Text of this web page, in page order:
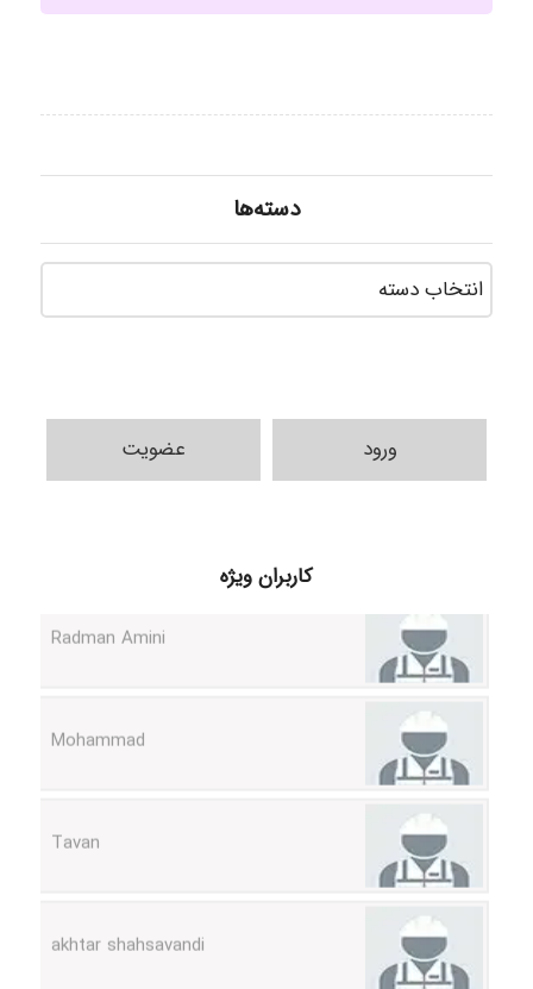
دسته‌ها
ورود عضویت
کاربران ویژه